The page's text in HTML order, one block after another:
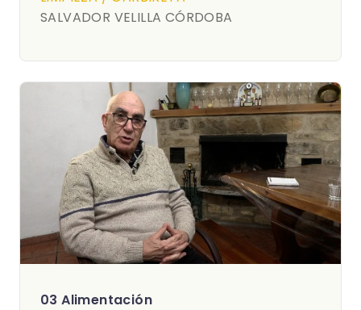
SALVADOR VELILLA CÓRDOBA
03 Alimentación